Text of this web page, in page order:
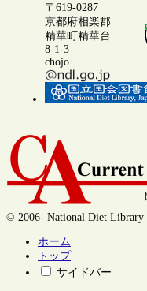
〒619-0287
京都府相楽郡
精華町精華台
8-1-3
chojo
© 2006- National Diet Library
ホーム
トップ
サイドバー